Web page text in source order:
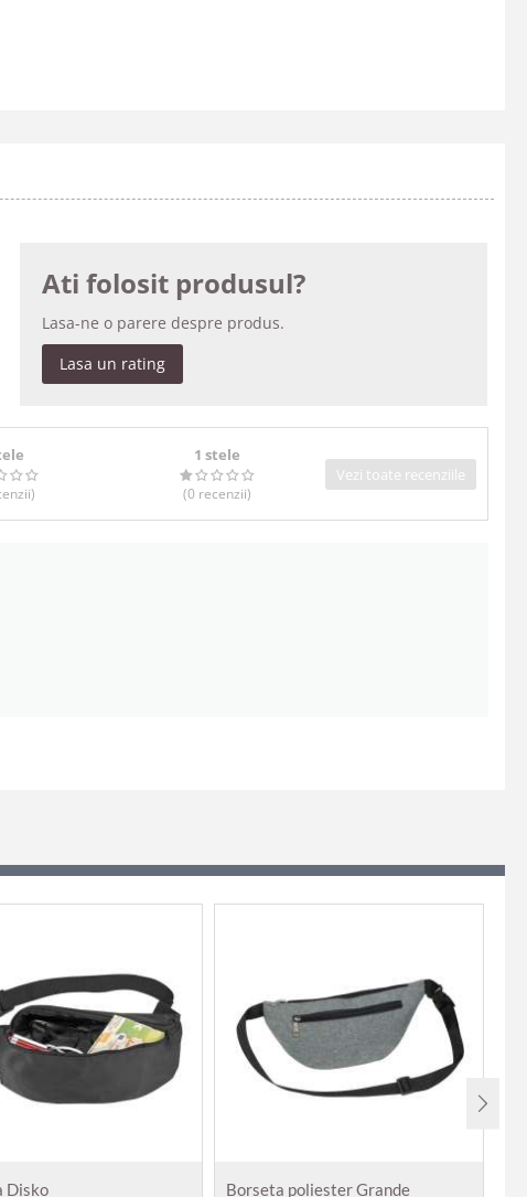
Ati folosit produsul?
Lasa-ne o parere despre produs.
Lasa un rating
)
1 stele
(0 recenzii)
Vezi toate recenziile
Disko Borseta poliester Grande